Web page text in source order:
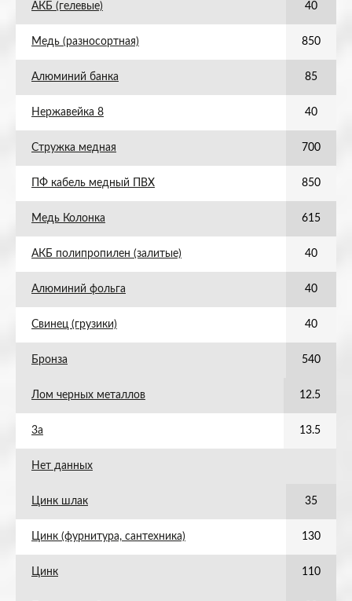
АКБ (гелевые) 40
Медь (разносортная) 850
Алюминий банка 85
Нержавейка 8 40
Стружка медная 700
ПФ кабель медный ПВХ 850
Медь Колонка 615
АКБ полипропилен (залитые) 40
Алюминий фольга 40
Свинец (грузики) 40
Бронза 540
Лом черных металлов 12.5
3а 13.5
Нет данных
Цинк шлак 35
Цинк (фурнитура, сантехника) 130
Цинк 110